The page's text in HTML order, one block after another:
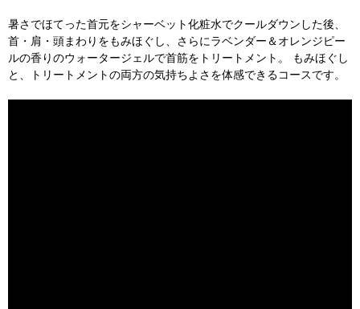
暑さでほてった首元をシャーベット化粧水でクールダウンした後、
首・肩・頭まわりをもみほぐし、さらにラベンダー＆オレンジピー
ルの香りのウォータージェルで首筋をトリートメント。 もみほぐし
と、トリートメントの両方の気持ちよさを体感できるコースです。